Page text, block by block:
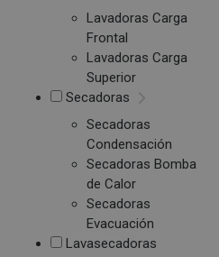
Lavadoras Carga
Frontal
Lavadoras Carga
Superior
Secadoras
Secadoras
Condensación
Secadoras Bomba
de Calor
Secadoras
Evacuación
Lavasecadoras